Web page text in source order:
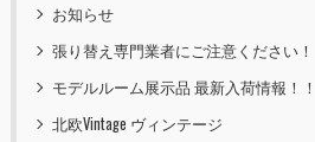
お知らせ
張り替え専門業者にご注意ください！
モデルルーム展示品 最新入荷情報！！
北欧Vintage ヴィンテージ